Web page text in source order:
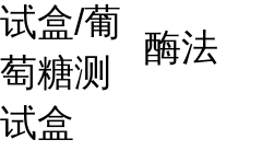
试盒/葡
萄糖测
试盒
酶法